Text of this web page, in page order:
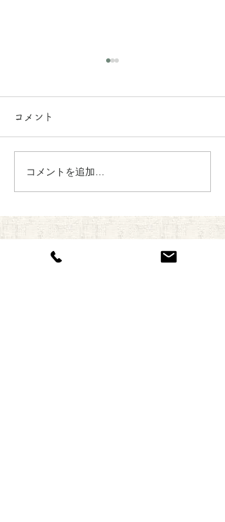
グラノーラの原材料を変
コメント
コメントを追加…